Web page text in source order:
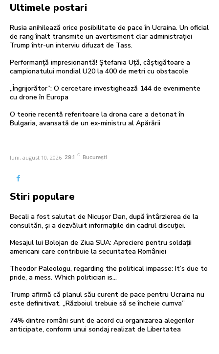
Ultimele postari
Rusia anihilează orice posibilitate de pace în Ucraina. Un oficial
de rang înalt transmite un avertisment clar administrației
Trump într-un interviu difuzat de Tass.
Performanță impresionantă! Ștefania Uță, câștigătoare a
campionatului mondial U20 la 400 de metri cu obstacole
„Îngrijorător”: O cercetare investighează 144 de evenimente
cu drone în Europa
O teorie recentă referitoare la drona care a detonat în
Bulgaria, avansată de un ex-ministru al Apărării
luni, august 10, 2026 29.1 C București
Stiri populare
Becali a fost salutat de Nicușor Dan, după întârzierea de la
consultări, și a dezvăluit informațiile din cadrul discuției.
Mesajul lui Bolojan de Ziua SUA: Apreciere pentru soldații
americani care contribuie la securitatea României
Theodor Paleologu, regarding the political impasse: It’s due to
pride, a mess. Which politician is…
Trump afirmă că planul său curent de pace pentru Ucraina nu
este definitivat. „Războiul trebuie să se încheie cumva”
74% dintre români sunt de acord cu organizarea alegerilor
anticipate, conform unui sondaj realizat de Libertatea